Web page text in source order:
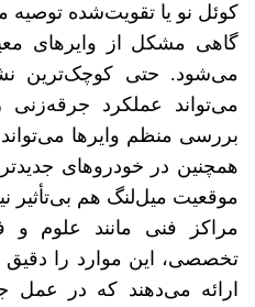
کوئل نو یا تقویت‌شده
گاهی مشکل از وایرهای
می‌شود. حتی کوچک‌ترین نشت
می‌تواند عملکرد
بررسی منظم وایرها
موقعیت میل‌لنگ هم بی‌تأثیر
مراکز فنی مانند علوم و
تخصصی، این موارد را
ارائه می‌دهند که در